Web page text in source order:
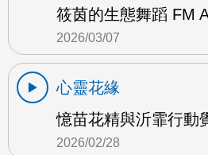
筱茵的生態舞蹈 FM
2026/03/07
心靈花緣
憶苗花精與沂霏行動
2026/02/28